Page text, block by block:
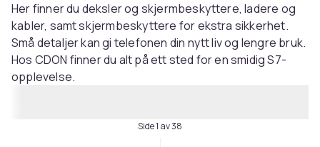
Her finner du deksler og skjermbeskyttere, ladere og
kabler, samt skjermbeskyttere for ekstra sikkerhet.
Små detaljer kan gi telefonen din nytt liv og lengre bruk.
Hos CDON finner du alt på ett sted for en smidig S7-
opplevelse.
Side 1 av 38